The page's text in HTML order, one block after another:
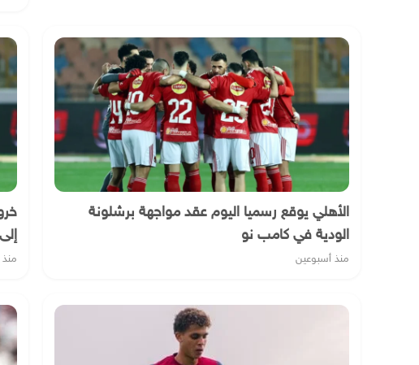
الأهلي يوقع رسميا اليوم عقد مواجهة برشلونة
الودية في كامب نو
منذ أسبوعين